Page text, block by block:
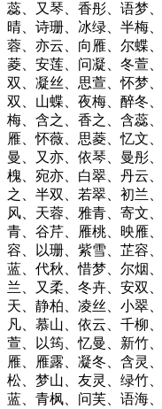
蕊、又琴、香彤、语梦
晴、诗珊、冰绿、半梅
蓉、亦云、向雁、尔蝶
菱、安莲、问凝、冬萱
双、凝丝、思萱、怀梦
双、山蝶、夜梅、醉冬
梅、含之、香之、含蕊
雁、怀薇、思菱、忆文
曼、又亦、依琴、曼彤
槐、宛亦、白翠、丹云
之、半双、若翠、初兰
风、天蓉、雅青、寄文
青、谷芹、雁桃、映雁
容、以珊、紫雪、芷容
蓝、代秋、惜梦、尔烟
兰、又柔、冬卉、安双
天、静柏、凌丝、小翠
凡、慕山、依云、千柳
萱、以筠、忆曼、新竹
雁、雁露、凝冬、含灵
松、梦山、友灵、绿竹
蓝、青枫、问芙、语海